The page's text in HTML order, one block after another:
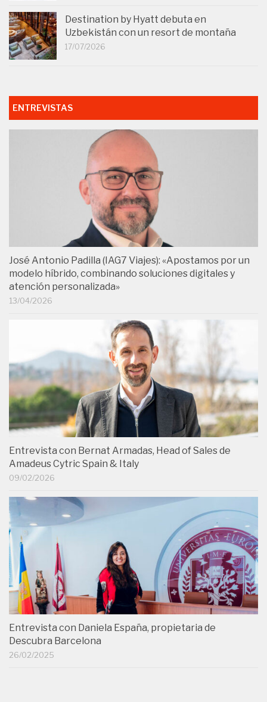
Destination by Hyatt debuta en
Uzbekistán con un resort de montaña
17/07/2026
ENTREVISTAS
José Antonio Padilla (IAG7 Viajes): «Apostamos por un
modelo híbrido, combinando soluciones digitales y
atención personalizada»
13/04/2026
Entrevista con Bernat Armadas, Head of Sales de
Amadeus Cytric Spain & Italy
09/02/2026
Entrevista con Daniela España, propietaria de
Descubra Barcelona
26/02/2025